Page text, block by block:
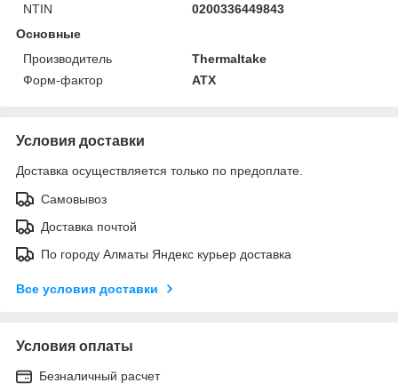
NTIN
0200336449843
Основные
Производитель
Thermaltake
Форм-фактор
ATX
Условия доставки
Доставка осуществляется только по предоплате.
Самовывоз
Доставка почтой
По городу Алматы Яндекс курьер доставка
Все условия доставки
Условия оплаты
Безналичный расчет